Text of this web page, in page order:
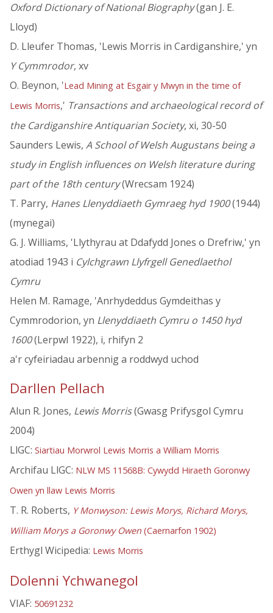
Oxford Dictionary of National Biography(gan J. E.
Lloyd)
D. Lleufer Thomas, 'Lewis Morris in Cardiganshire,' yn
Y Cymmrodor, xv
O. Beynon, 'Lead Mining at Esgair y Mwyn in the time of
Lewis Morris,' Transactions and archaeological record of
the Cardiganshire Antiquarian Society, xi, 30-50
Saunders Lewis, A School of Welsh Augustans being a
study in English influences on Welsh literature during
part of the 18th century(Wrecsam 1924)
T. Parry, Hanes Llenyddiaeth Gymraeg hyd 1900(1944)
(mynegai)
G. J. Williams, 'Llythyrau at Ddafydd Jones o Drefriw,' yn
atodiad 1943 i Cylchgrawn Llyfrgell Genedlaethol
Cymru
Helen M. Ramage, 'Anrhydeddus Gymdeithas y
Cymmrodorion, yn Llenyddiaeth Cymru o 1450 hyd
1600(Lerpwl 1922), i, rhifyn 2
a'r cyfeiriadau arbennig a roddwyd uchod
Darllen Pellach
Alun R. Jones, Lewis Morris(Gwasg Prifysgol Cymru
2004)
LlGC: Siartiau Morwrol Lewis Morris a William Morris
Archifau LlGC: NLW MS 11568B: Cywydd Hiraeth Goronwy
Owen yn llaw Lewis Morris
T. R. Roberts, Y Monwyson: Lewis Morys, Richard Morys,
William Morys a Goronwy Owen (Caernarfon 1902)
Erthygl Wicipedia: Lewis Morris
Dolenni Ychwanegol
VIAF: 50691232